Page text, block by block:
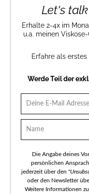
Let's
Erhalte 2-4x im
u.a. meinen
Erfahre als
Werde Teil der
Die Angabe deines
persönlichen
jederzeit über den "
oder den Newsletter
Weitere Informationen